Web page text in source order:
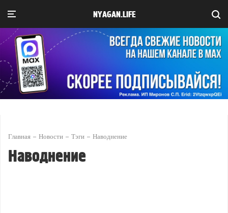
NYAGAN.LIFE
Главная Новости Тэги Наводнение
Наводнение